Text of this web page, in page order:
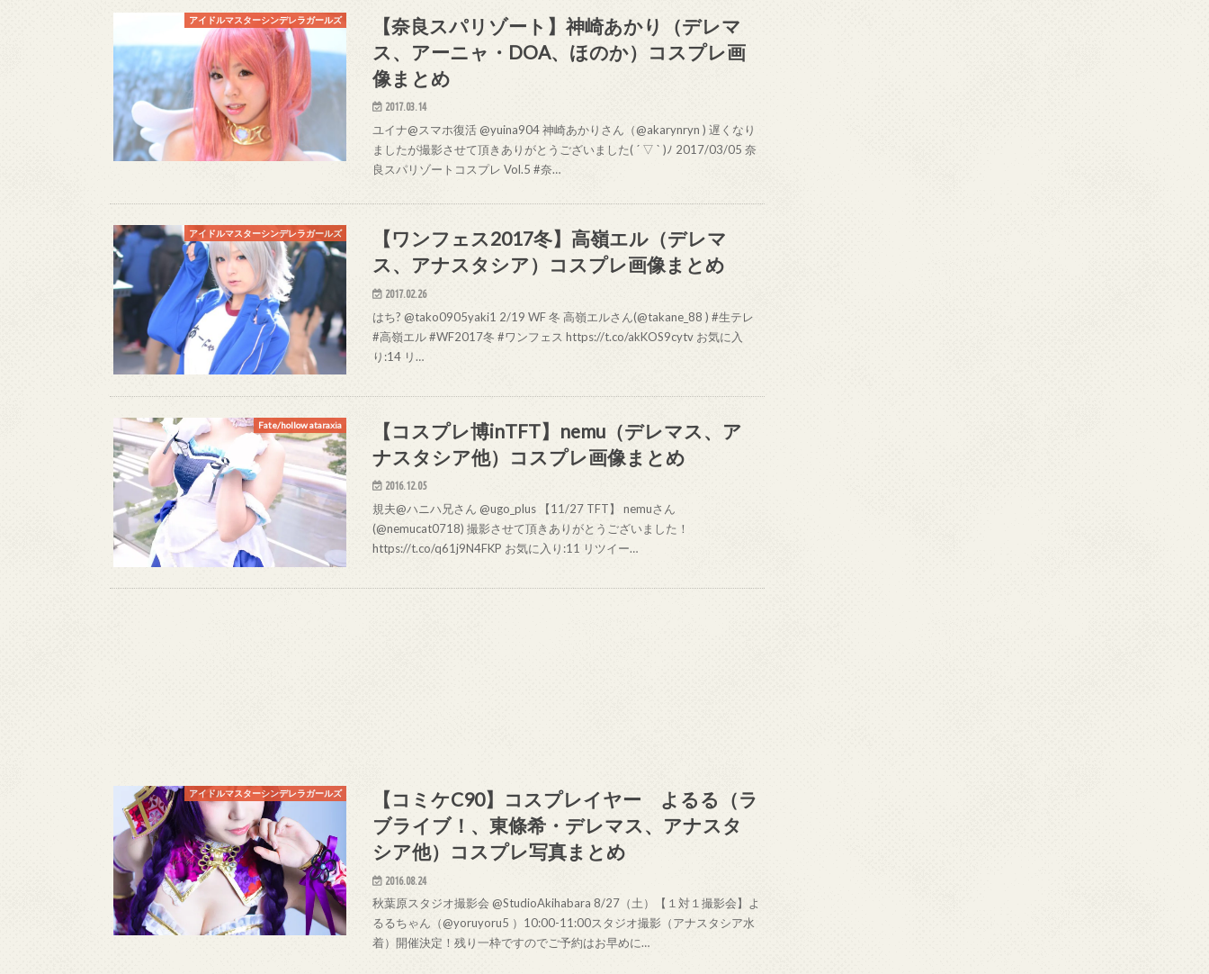
アイドルマスターシンデレラガールズ
【奈良スパリゾート】神崎あかり（デレマ
ス、アーニャ・DOA、ほのか）コスプレ画
像まとめ
2017.03.14
ユイナ@スマホ復活 @yuina904 神崎あかりさん（@akarynryn ) 遅くなり
ましたが撮影させて頂きありがとうございました( ´ ▽ ` )ﾉ 2017/03/05 奈
良スパリゾートコスプレ Vol.5 #奈…
アイドルマスターシンデレラガールズ
【ワンフェス2017冬】高嶺エル（デレマ
ス、アナスタシア）コスプレ画像まとめ
2017.02.26
はち? @tako0905yaki1 2/19 WF 冬 高嶺エルさん(@takane_88 ) #生テレ
#高嶺エル #WF2017冬 #ワンフェス https://t.co/akKOS9cytv お気に入
り:14 リ…
Fate/hollow ataraxia
【コスプレ博inTFT】nemu（デレマス、ア
ナスタシア他）コスプレ画像まとめ
2016.12.05
規夫@ハニハ兄さん @ugo_plus 【11/27 TFT】 nemuさん
(@nemucat0718) 撮影させて頂きありがとうございました！
https://t.co/q61j9N4FKP お気に入り:11 リツイー…
アイドルマスターシンデレラガールズ
【コミケC90】コスプレイヤー よるる（ラ
ブライブ！、東條希・デレマス、アナスタ
シア他）コスプレ写真まとめ
2016.08.24
秋葉原スタジオ撮影会 @StudioAkihabara 8/27（土）【１対１撮影会】よ
るるちゃん（@yoruyoru5 ）10:00-11:00スタジオ撮影（アナスタシア水
着）開催決定！残り一枠ですのでご予約はお早めに…